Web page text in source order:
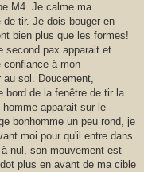
M4. Je calme ma
tir. Je dois bouger en
bien plus que les formes!
second pax apparait et
confiance à mon
sol. Doucement,
bord de la fenêtre de tir la
apparait sur le
bonhomme un peu rond, je
moi pour qu'il entre dans
nul, son mouvement est
plus en avant de ma cible